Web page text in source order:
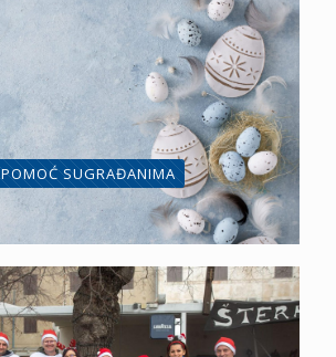
POMOĆ SUGRAĐANIMA